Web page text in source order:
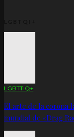
LGBTTIQ+
El arte de la corona
mundial de «Drag